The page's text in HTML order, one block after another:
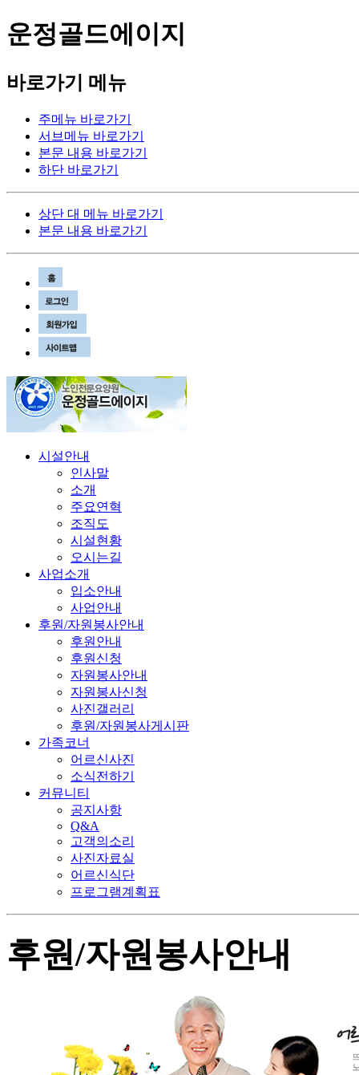
운정골드에이지
바로가기 메뉴
주메뉴 바로가기
서브메뉴 바로가기
본문 내용 바로가기
하단 바로가기
상단 대 메뉴 바로가기
본문 내용 바로가기
시설안내
인사말
소개
주요연혁
조직도
시설현황
오시는길
사업소개
입소안내
사업안내
후원/자원봉사안내
후원안내
후원신청
자원봉사안내
자원봉사신청
사진갤러리
후원/자원봉사게시판
가족코너
어르신사진
소식전하기
커뮤니티
공지사항
Q&A
고객의소리
사진자료실
어르신식단
프로그램계획표
후원/자원봉사안내